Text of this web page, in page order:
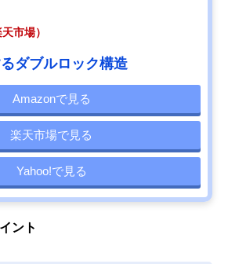
市場）
ダブルロック構造
Amazonで見る
楽天市場で見る
Yahoo!で見る
ント